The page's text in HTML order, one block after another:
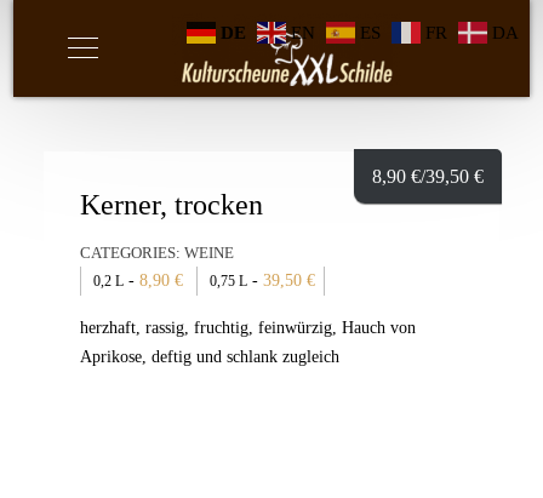
Kerner, trocken
CATEGORIES:WEINE
0,2 L -8,90€ 0,75 L -39,50€
herzhaft, rassig, fruchtig, feinwürzig, Hauch von
Aprikose, deftig und schlank zugleich
8,90 €/39,50 €
DE EN ES FR DA